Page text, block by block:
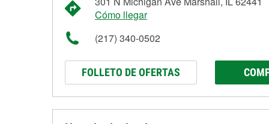
Cómo llegar
(217) 340-0502
FOLLETO DE OFERTAS